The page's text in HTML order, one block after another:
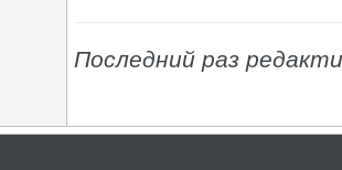
Последний раз